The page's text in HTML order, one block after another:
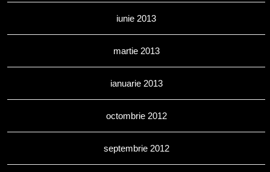
iunie 2013
martie 2013
ianuarie 2013
octombrie 2012
septembrie 2012